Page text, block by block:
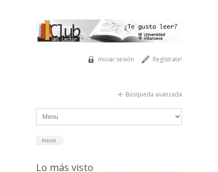
Regístrate!
Iniciar sesión
Búsqueda avanzada
Inicio
Lo más visto